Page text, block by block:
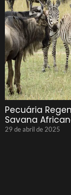
Pecuária
Savana
29 de abril de 2025